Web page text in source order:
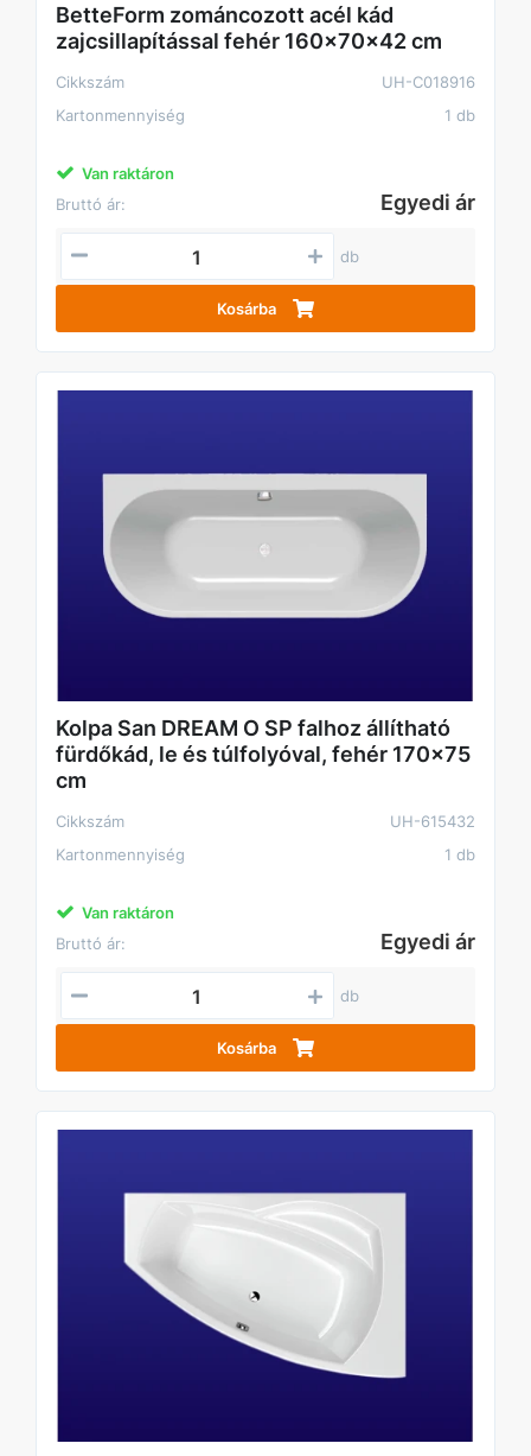
BetteForm zománcozott acél kád
zajcsillapítással fehér 160x70x42 cm
Cikkszám
UH-C018916
Kartonmennyiség
1 db
Van raktáron
Bruttó ár:
Egyedi ár
db
Kosárba
Kolpa San DREAM O SP falhoz állítható
fürdőkád, le és túlfolyóval, fehér 170x75
cm
Cikkszám
UH-615432
Kartonmennyiség
1 db
Van raktáron
Bruttó ár:
Egyedi ár
db
Kosárba